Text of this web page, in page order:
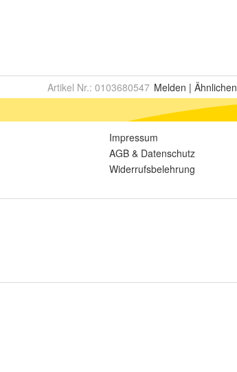
Artikel Nr.: 0103680547 Melden | Ähnlichen
Impressum
AGB & Datenschutz
Widerrufsbelehrung